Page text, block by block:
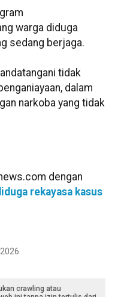
warga diduga
sedang berjaga.
tidak
dalam
narkoba yang tidak
dengan
rekayasa kasus
crawling atau